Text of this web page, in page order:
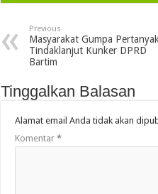
Previous
Masyarakat Gumpa
Tindaklanjut Kunker DPRD
Bartim
Tinggalkan Balasan
Alamat email Anda tidak akan
Komentar *